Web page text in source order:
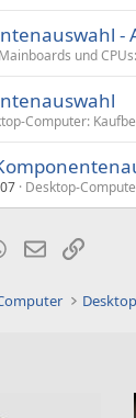
-
Mainboards und
Computer:
Desktop-
WhatsApp
E-MailLink